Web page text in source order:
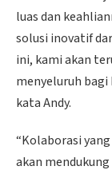
luas dan
solusi inovatif
ini, kami akan
menyeluruh bagi
kata Andy.
“Kolaborasi
akan